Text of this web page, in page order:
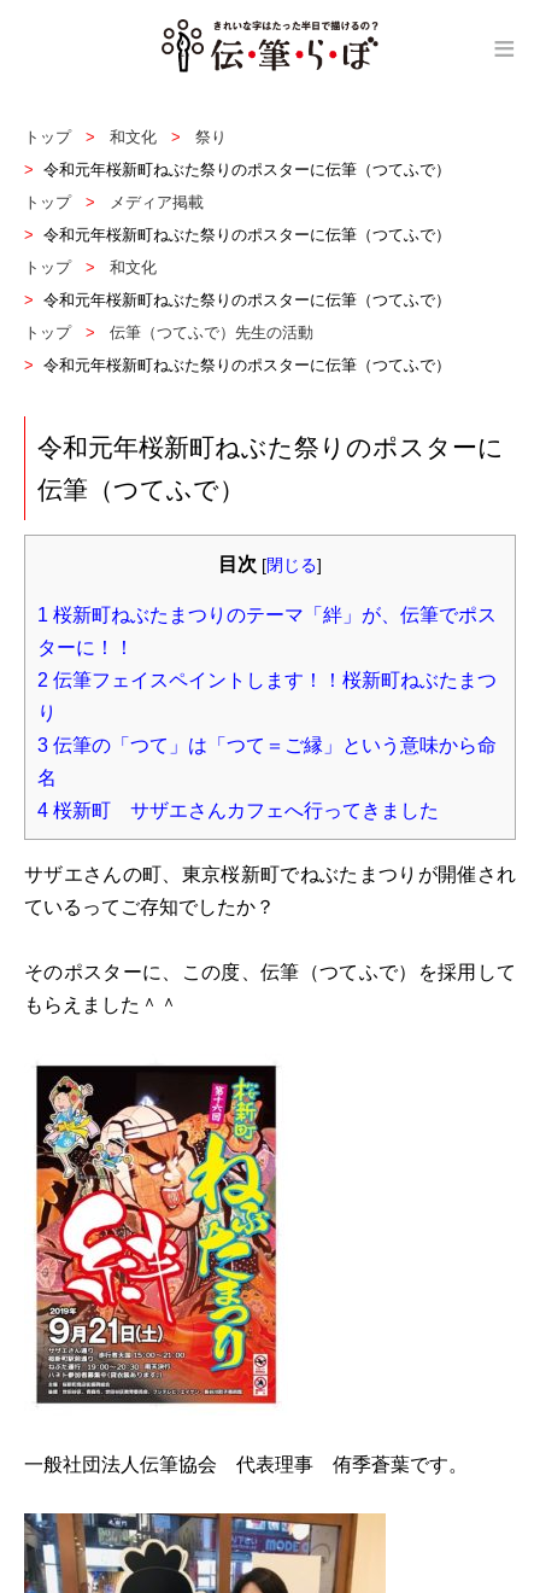
≡
トップ 和文化
祭り
令和元年桜新町ねぶた祭りのポスターに伝筆（つてふで）
トップ
メディア掲載
令和元年桜新町ねぶた祭りのポスターに伝筆（つてふで）
トップ
和文化
令和元年桜新町ねぶた祭りのポスターに伝筆（つてふで）
トップ
伝筆（つてふで）先生の活動
令和元年桜新町ねぶた祭りのポスターに伝筆（つてふで）
令和元年桜新町ねぶた祭りのポスターに
伝筆（つてふで）
目次 [閉じる]
1 桜新町ねぶたまつりのテーマ「絆」が、伝筆でポス
ターに！！
2 伝筆フェイスペイントします！！桜新町ねぶたまつ
り
3 伝筆の「つて」は「つて＝ご縁」という意味から命
名
4 桜新町 サザエさんカフェへ行ってきました
サザエさんの町、東京桜新町でねぶたまつりが開催され
ているってご存知でしたか？
そのポスターに、この度、伝筆（つてふで）を採用して
もらえました＾＾
一般社団法人伝筆協会 代表理事 侑季蒼葉です。